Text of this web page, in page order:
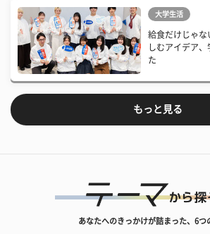
大学生活
給食だけじゃ
しむアイデア
た
もっと見る
あなたへのきっかけが詰まった、6つ